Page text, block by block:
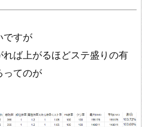
ですが
ば上がるほどステ盛りの有
ってのが